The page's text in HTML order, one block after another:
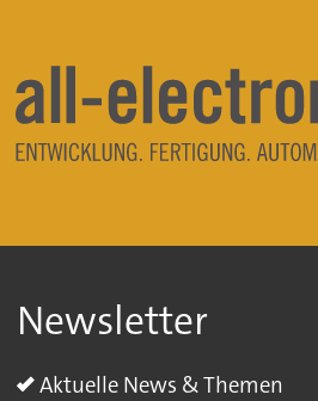
Newsletter
Aktuelle News & Themen